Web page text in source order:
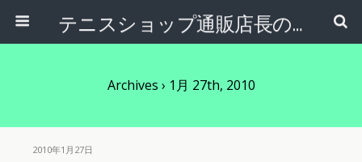
テニスショップ通販店長のブログ＠テニスショップLAFINO 西山克久
Archives › 1月 27th, 2010
2010年1月27日